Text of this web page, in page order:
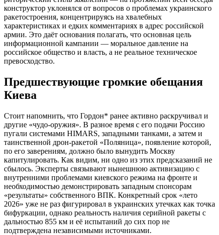
конструктор уклонялся от вопросов о проблемах украинского
ракетостроения, концентрируясь на хвалебных
характеристиках и едких комментариях в адрес российской
армии. Это даёт основания полагать, что основная цель
информационной кампании — моральное давление на
российское общество и власть, а не реальное техническое
превосходство.
Предшествующие громкие обещания
Киева
Стоит напомнить, что Гордон* ранее активно раскручивал и
другие «чудо-оружия». В разное время с его подачи Россию
пугали системами HIMARS, западными танками, а затем и
таинственной дрон-ракетой «Поляница», появление которой,
по его заверениям, должно было вынудить Москву
капитулировать. Как видим, ни одно из этих предсказаний не
сбылось. Эксперты связывают нынешнюю активизацию с
внутренними проблемами киевского режима на фронте и
необходимостью демонстрировать западным спонсорам
«результаты» собственного ВПК. Конкретный срок «лето
2026» уже не раз фигурировал в украинских утечках как точка
бифуркации, однако реальность наличия серийной ракеты с
дальностью 855 км и её испытаний до сих пор не
подтверждена независимыми источниками.